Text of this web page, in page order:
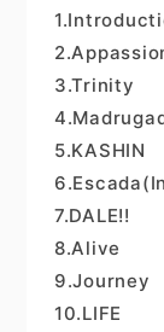
3.Trinity
5.KASHIN
7.DALE!!
8.Alive
9.Journey
10.LIFE